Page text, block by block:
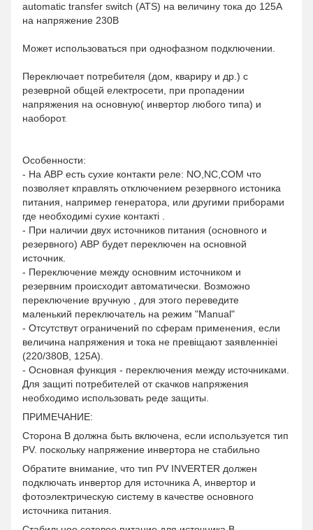
automatic transfer switch (ATS) на величину тока до 125А
на напряжение 230В
Может использоваться при однофазном подключении.
Переключает потребителя (дом, квариру и др.) с
резеврной общей електросети, при пропадении
напряжения на основную( инвертор любого типа) и
наоборот.
Особенности:
- На АВР есть сухие контакти реле: NO,NC,COM что
позволяет кправлять отключением резервного истоника
питания, например генератора, или другими приборами
где необходимі сухие контакті .
- При наличии двух источников питания (основного и
резервного) АВР будет переключен на основной
источник.
- Переключение между основним источником и
резервним происходит автоматически. Возможно
переключение вручную , для этого переведите
маленький переключатель на режим "Manual"
- Отсутствут ограничений по сферам применения, если
величина напряжения и тока не превіщают заявленніеі
(220/380В, 125А).
- Основная функция - переключения между источниками.
Для защиті потребителей от скачков напряжения
необходимо использовать реде защиты.
ПРИМЕЧАНИЕ:
Сторона B должна быть включена, если используется тип
PV. поскольку напряжение инвертора не стабильно
Обратите внимание, что тип PV INVERTER должен
подключать инвертор для источника A, инвертор и
фотоэлектрическую систему в качестве основного
источника питания.